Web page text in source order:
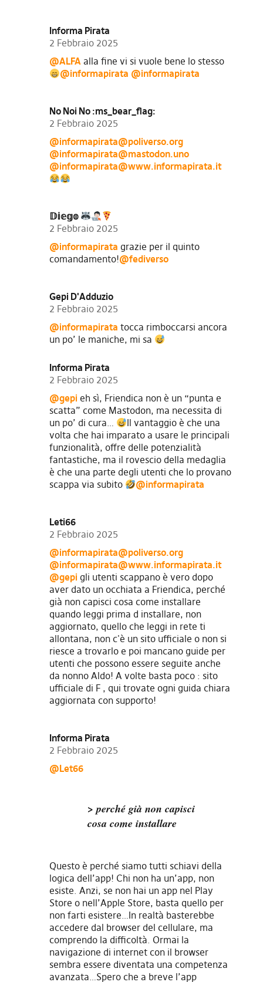
Informa Pirata
2 Febbraio 2025
@ALFAalla fine vi si vuole bene lo stesso
@informapirata @informapirata
No Noi No :ms_bear_flag:
2 Febbraio 2025
@informapirata@poliverso.org
@informapirata@mastodon.uno
@informapirata@www.informapirata.it
𝔻𝕚𝕖𝕘𝕠
2 Febbraio 2025
@informapirata grazie per il quinto
comandamento!@fediverso
Gepi D'Adduzio
2 Febbraio 2025
@informapirata tocca rimboccarsi ancora
un po’ le maniche, mi sa
Informa Pirata
2 Febbraio 2025
@gepi eh sì, Friendica non è un “punta e
scatta” come Mastodon, ma necessita di
un po’ di cura…
Il vantaggio è che una
volta che hai imparato a usare le principali
funzionalità, offre delle potenzialità
fantastiche, ma il rovescio della medaglia
è che una parte degli utenti che lo provano
scappa via subito
@informapirata
Leti66
2 Febbraio 2025
@informapirata@poliverso.org
@informapirata@www.informapirata.it
@gepi gli utenti scappano è vero dopo
aver dato un occhiata a Friendica, perché
già non capisci cosa come installare
quando leggi prima d installare, non
aggiornato, quello che leggi in rete ti
allontana, non c'è un sito ufficiale o non si
riesce a trovarlo e poi mancano guide per
utenti che possono essere seguite anche
da nonno Aldo! A volte basta poco : sito
ufficiale di F , qui trovate ogni guida chiara
aggiornata con supporto!
Informa Pirata
2 Febbraio 2025
@Let66
> perché già non capisci
cosa come installare
Questo è perché siamo tutti schiavi della
logica dell’app! Chi non ha un’app, non
esiste. Anzi, se non hai un app nel Play
Store o nell’Apple Store, basta quello per
non farti esistere…In realtà basterebbe
accedere dal browser del cellulare, ma
comprendo la difficoltà. Ormai la
navigazione di internet con il browser
sembra essere diventata una competenza
avanzata…Spero che a breve l’app